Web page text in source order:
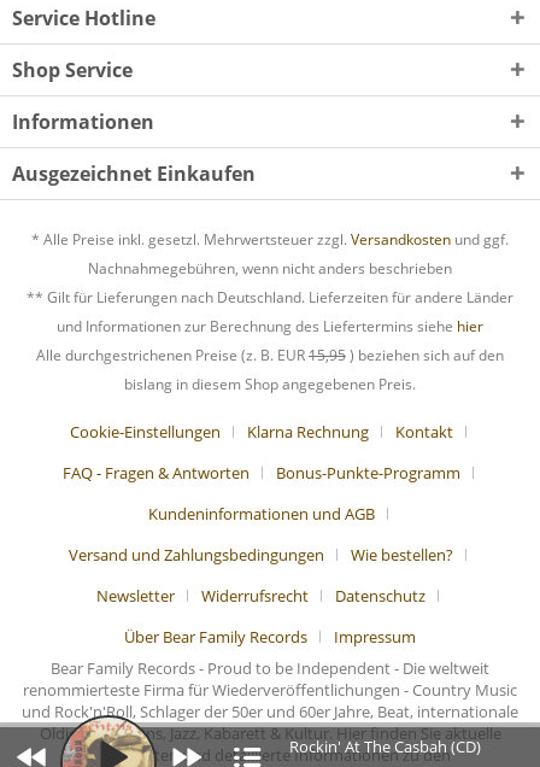
Service Hotline
Shop Service
Informationen
Ausgezeichnet Einkaufen
* Alle Preise inkl. gesetzl. Mehrwertsteuer zzgl. Versandkosten und ggf.
Nachnahmegebühren, wenn nicht anders beschrieben
** Gilt für Lieferungen nach Deutschland. Lieferzeiten für andere Länder
und Informationen zur Berechnung des Liefertermins siehe hier
Alle durchgestrichenen Preise (z. B. EUR15,95) beziehen sich auf den
bislang in diesem Shop angegebenen Preis.
Cookie-Einstellungen Klarna Rechnung
Kontakt
FAQ - Fragen & Antworten
Bonus-Punkte-Programm
Kundeninformationen und AGB
Versand und Zahlungsbedingungen
Wie bestellen?
Newsletter
Widerrufsrecht
Datenschutz
Über Bear Family Records
Impressum
Bear Family Records - Proud to be Independent - Die weltweit
renommierteste Firma für Wiederveröffentlichungen - Country Music
und Rock'n'Roll, Schlager der 50er und 60er Jahre, Beat, internationale
Oldies, Chansons, Jazz, Kabarett & Kultur. Hier finden Sie aktuelle
Nachrichten und detaillierte Informationen zu den
Rockin' At The Casbah (CD)